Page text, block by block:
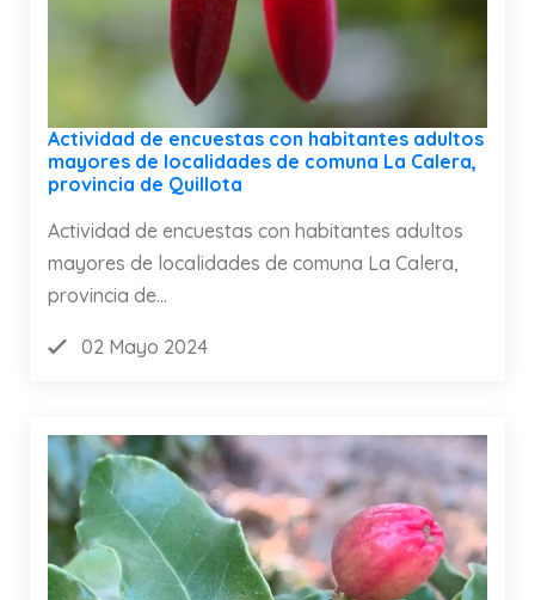
Actividad de encuestas con habitantes adultos
mayores de localidades de comuna La Calera,
provincia de Quillota
Actividad de encuestas con habitantes adultos
mayores de localidades de comuna La Calera,
provincia de...
02 Mayo 2024